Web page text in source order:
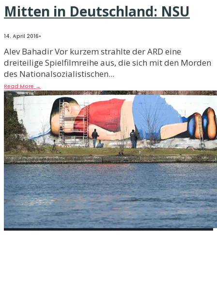
Mitten in Deutschland: NSU
14. April 2016•
Alev Bahadir Vor kurzem strahlte der ARD eine
dreiteilige Spielfilmreihe aus, die sich mit den Morden
des Nationalsozialistischen...
Read More →